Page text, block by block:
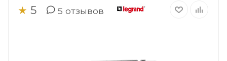
★ 5 5 отзывов